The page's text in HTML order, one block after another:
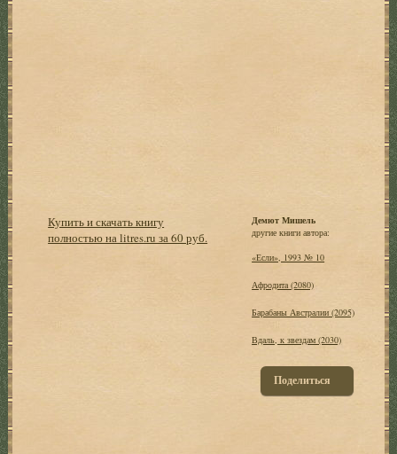
Купить и скачать книгу
полностью на litres.ru за 60 руб.
Демют Мишель
другие книги автора:
«Если», 1993 № 10
Афродита (2080)
Барабаны Австралии (2095)
Вдаль, к звездам (2030)
Поделиться